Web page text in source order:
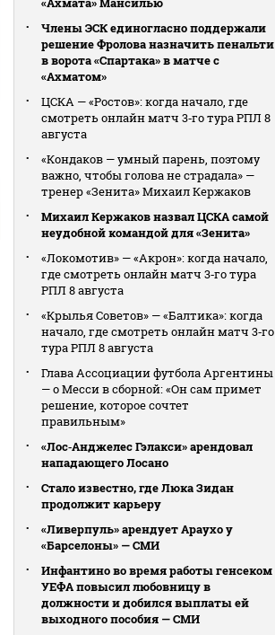
Члены ЭСК единогласно поддержали
решение Фролова назначить пенальти
в ворота «Спартака» в матче с
«Ахматом»
ЦСКА — «Ростов»: когда начало, где
смотреть онлайн матч 3‑го тура РПЛ 8
августа
«Кондаков — умный парень, поэтому
важно, чтобы голова не страдала» —
тренер «Зенита» Михаил Кержаков
Михаил Кержаков назвал ЦСКА самой
неудобной командой для «Зенита»
«Локомотив» — «Акрон»: когда начало,
где смотреть онлайн матч 3‑го тура
РПЛ 8 августа
«Крылья Советов» — «Балтика»: когда
начало, где смотреть онлайн матч 3‑го
тура РПЛ 8 августа
Глава Ассоциации футбола Аргентины
— о Месси в сборной: «Он сам примет
решение, которое сочтет
правильным»
«Лос‑Анджелес Гэлакси» арендовал
нападающего Лосано
Стало известно, где Люка Зидан
продолжит карьеру
«Ливерпуль» арендует Араухо у
«Барселоны» — СМИ
Инфантино во время работы генсеком
УЕФА повысил любовницу в
должности и добился выплаты ей
выходного пособия — СМИ